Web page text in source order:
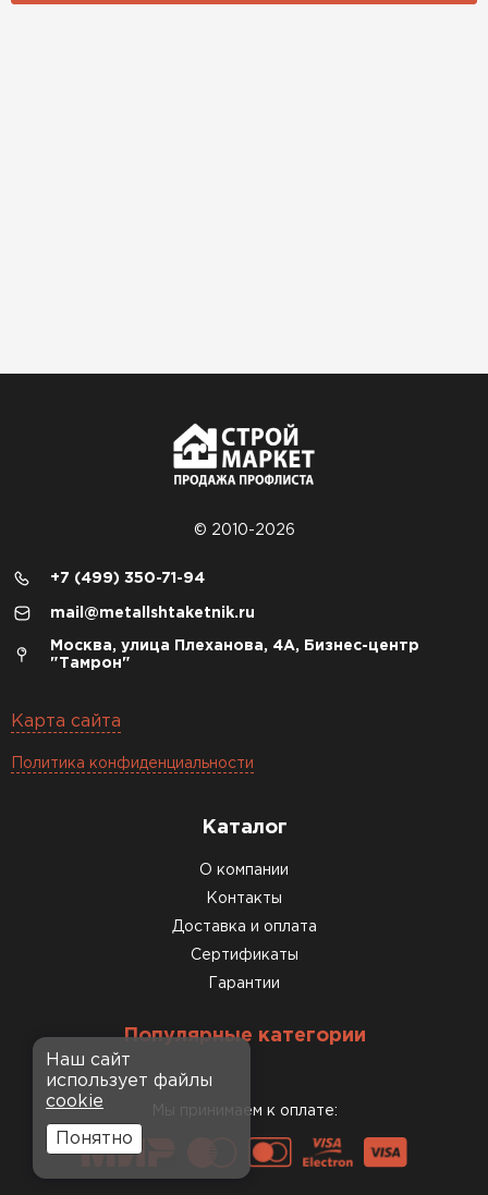
© 2010-2026
+7 (499) 350-71-94
mail@metallshtaketnik.ru
Москва, улица Плеханова, 4А, Бизнес-центр
"Тамрон"
Карта сайта
Политика конфиденциальности
Каталог
О компании
Контакты
Доставка и оплата
Сертификаты
Гарантии
Популярные категории
Мы принимаем к оплате:
Наш сайт
использует файлы
cookie
Понятно